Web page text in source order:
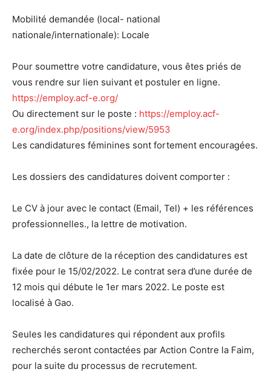
Mobilité demandée (local- national
nationale/internationale): Locale
Pour soumettre votre candidature, vous êtes priés de
vous rendre sur lien suivant et postuler en ligne.
https://employ.acf-e.org/
Ou directement sur le poste : https://employ.acf-
e.org/index.php/positions/view/5953
Les candidatures féminines sont fortement encouragées.
Les dossiers des candidatures doivent comporter :
Le CV à jour avec le contact (Email, Tel) + les références
professionnelles., la lettre de motivation.
La date de clôture de la réception des candidatures est
fixée pour le 15/02/2022. Le contrat sera d’une durée de
12 mois qui débute le 1er mars 2022. Le poste est
localisé à Gao.
Seules les candidatures qui répondent aux profils
recherchés seront contactées par Action Contre la Faim,
pour la suite du processus de recrutement.